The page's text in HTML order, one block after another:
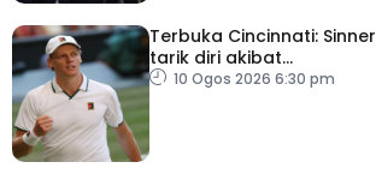
Terbuka Cincinnati: Sinner
tarik diri akibat
kecederaan lutut
10 Ogos 2026 6:30 pm